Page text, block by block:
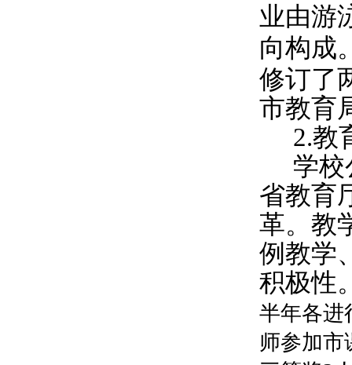
业由游
向构成
修订了
市教育
2.教
学校
省教育
革。教
例教学
积极性
半年各进
师参加市